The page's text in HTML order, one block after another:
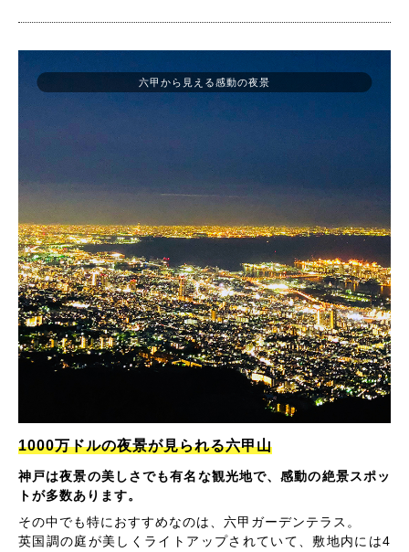
1000万ドルの夜景が見られる六甲山
神戸は夜景の美しさでも有名な観光地で、感動の絶景スポッ
トが多数あります。
その中でも特におすすめなのは、六甲ガーデンテラス。
英国調の庭が美しくライトアップされていて、敷地内には4
六甲から見える感動の夜景